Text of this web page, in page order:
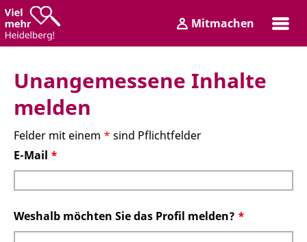
Zum
Inhalt
Zum
Hauptmenü
LoginMitmachen
Unangemessene Inhalte
melden
Felder mit einem * sind Pflichtfelder
E-Mail *
Weshalb möchten Sie das Profil melden? *